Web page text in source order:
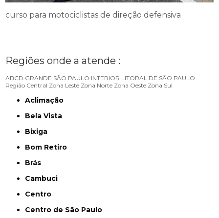
curso para motociclistas de direção defensiva
Regiões onde a atende :
ABCD GRANDE SÃO PAULO INTERIOR LITORAL DE SÃO PAULO
Região Central Zona Leste Zona Norte Zona Oeste Zona Sul
Aclimação
Bela Vista
Bixiga
Bom Retiro
Brás
Cambuci
Centro
Centro de São Paulo